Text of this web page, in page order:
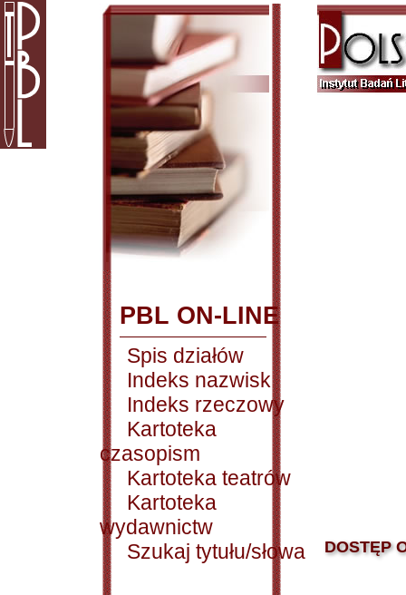
PBL ON-LINE
Spis działów
Indeks nazwisk
Indeks rzeczowy
Kartoteka
czasopism
Kartoteka teatrów
Kartoteka
wydawnictw
Szukaj tytułu/słowa
DOSTĘP